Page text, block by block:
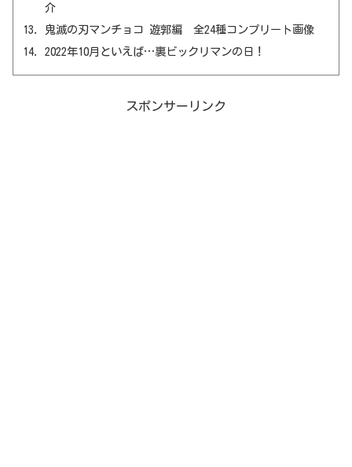
介
鬼滅の刃マンチョコ 遊郭編 全24種コンプリート画像
2022年10月といえば…裏ビックリマンの日！
スポンサーリンク